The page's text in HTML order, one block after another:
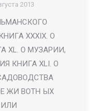
2013
XXXIX. О
XL. О МУЗАРИИ,
КНИГА XLI. О
ЖИ BOTH ЫХ
ИЛИ